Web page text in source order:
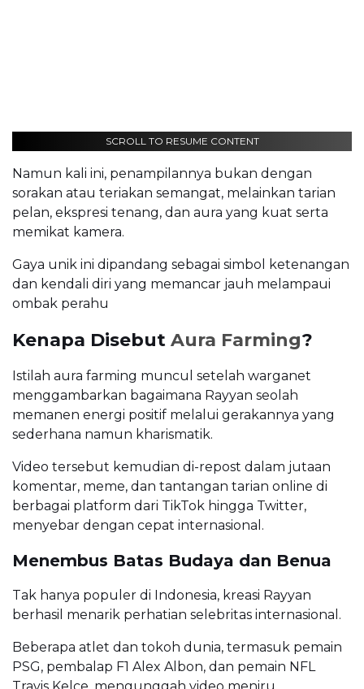
SCROLL TO RESUME CONTENT
Namun kali ini, penampilannya bukan dengan
sorakan atau teriakan semangat, melainkan tarian
pelan, ekspresi tenang, dan aura yang kuat serta
memikat kamera.
Gaya unik ini dipandang sebagai simbol ketenangan
dan kendali diri yang memancar jauh melampaui
ombak perahu
Kenapa Disebut Aura Farming?
Istilah aura farming muncul setelah warganet
menggambarkan bagaimana Rayyan seolah
memanen energi positif melalui gerakannya yang
sederhana namun kharismatik.
Video tersebut kemudian di-repost dalam jutaan
komentar, meme, dan tantangan tarian online di
berbagai platform dari TikTok hingga Twitter,
menyebar dengan cepat internasional.
Menembus Batas Budaya dan Benua
Tak hanya populer di Indonesia, kreasi Rayyan
berhasil menarik perhatian selebritas internasional.
Beberapa atlet dan tokoh dunia, termasuk pemain
PSG, pembalap F1 Alex Albon, dan pemain NFL